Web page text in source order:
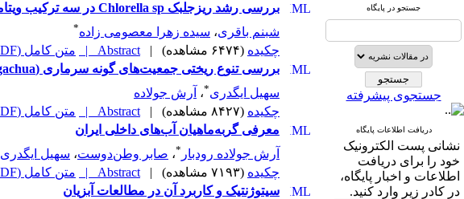
جستجو در پایگاه
جستجوی پیشرفته
دریافت اطلاعات پایگاه
نشانی پست الکترونیک
خود را برای دریافت
اطلاعات و اخبار پایگاه،
در کادر زیر وارد کنید.
بررسی رشد ریزجلبک Chlorella sp در سه ترکیب ویتامینه در آب دریا
شبنم باقری، سیده زهرا معصومی‌ زاده*
چکیده (۶۴۷۴ مشاهده) |
Abstract | متن کامل (PDF)
بررسی تنوع ریختی جمعیت‌های گونه سرماری (Channa gachua) با استفاده از روش ریخت‌سنجی هندسی
سهیل ایگدری*، آرش جولاده
چکیده (۸۴۲۷ مشاهده) |
Abstract | متن کامل (PDF)
معرفی گربه‌ماهیان آب‌های داخلی ایران
آرش جولاده رودبار *، صابر وطن‌دوست، سهیل ایگدری
چکیده (۷۱۹۳ مشاهده) |
Abstract | متن کامل (PDF)
سیتوژنتیک و کاربرد آن در مطالعات آبزیان